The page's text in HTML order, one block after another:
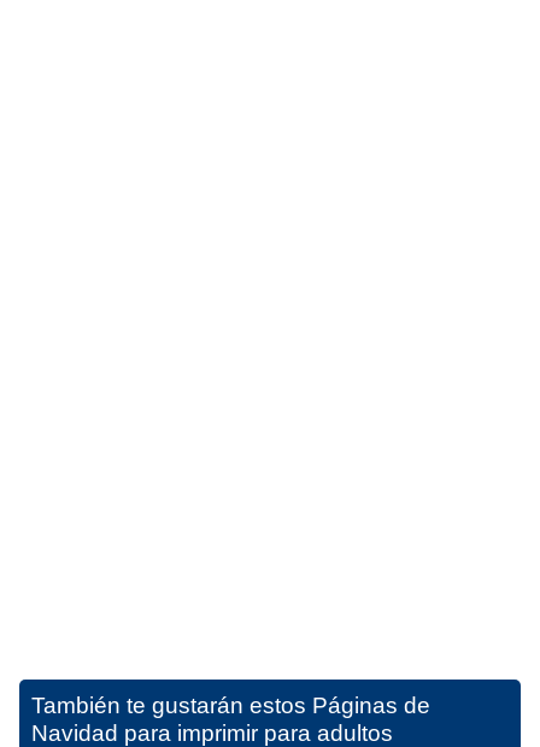
También te gustarán estos Páginas de
Navidad para imprimir para adultos